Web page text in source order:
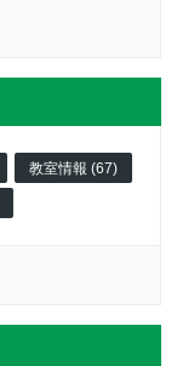
教室情報 (67)